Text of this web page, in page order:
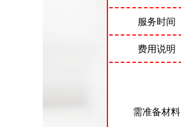
服务时间
费用说明
需准备材料